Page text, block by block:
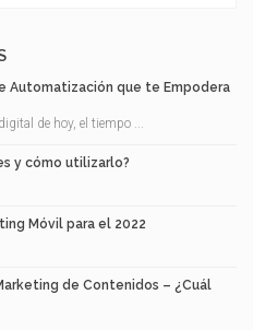
Automatización que te Empodera
de hoy, el tiempo ...
y cómo utilizarlo?
Móvil para el 2022
de Contenidos – ¿Cuál